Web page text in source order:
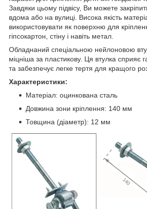
Завдяки цьому підвісу, Ви можете
вдома або на вулиці. Висока якість
використовувати як поверхню для
гіпсокартон, стіну і навіть метал.
Обладнаний спеціальною нейлоновою
міцніша за пластикову. Ця втулка сприяє
та забезпечує легке тертя для кращого
Характеристики:
Матеріал: оцинкована сталь
Довжина зони кріплення: 140 мм
Товщина (діаметр): 12 мм